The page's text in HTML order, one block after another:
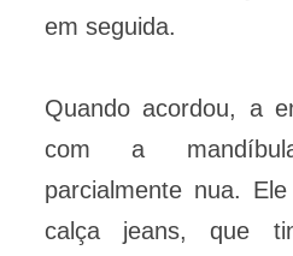
em seguida.
Quando acordou, a
com a
parcialmente nua.
calça jeans, que